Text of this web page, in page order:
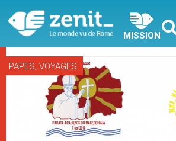
MISSION
PAPES, VOYAGES